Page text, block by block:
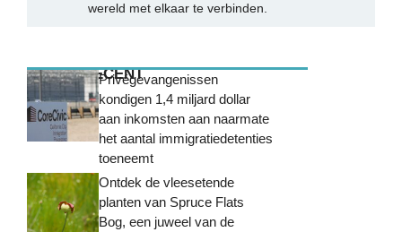
wereld met elkaar te verbinden.
MEEST RECENTPrivégevangenissen
kondigen 1,4 miljard dollar
aan inkomsten aan naarmate
het aantal immigratiedetenties
toeneemt
Ontdek de vleesetende
planten van Spruce Flats
Bog, een juweel van de